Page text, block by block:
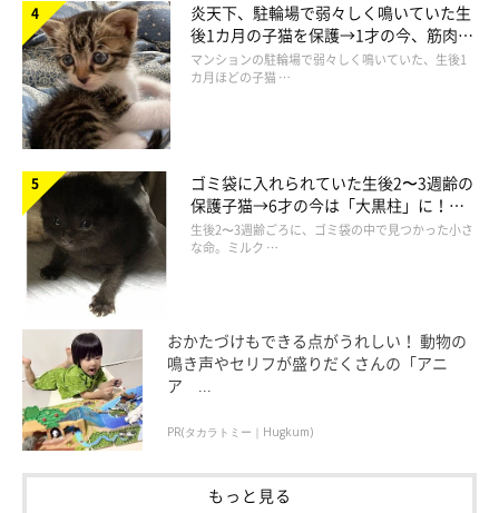
ネズミのぬいぐるみを飼い主さんに差し入れ？（笑）
@dora_me0416
けてくれたカツヲくんの姿も！
炎天下、駐輪場で弱々しく鳴いていた生
後1カ月の子猫を保護→1才の今、筋肉質
でツンデレなコに成長
マンションの駐輪場で弱々しく鳴いていた、生後1
カ月ほどの子猫 …
ゴミ袋に入れられていた生後2〜3週齢の
保護子猫→6才の今は「大黒柱」に！
美しい黒猫に成長した姿にグッとくる
生後2〜3週齢ごろに、ゴミ袋の中で見つかった小さ
な命。ミルク …
おかたづけもできる点がうれしい！ 動物の
鳴き声やセリフが盛りだくさんの「アニ
ア ...
PR(タカラトミー｜Hugkum)
もっと見る